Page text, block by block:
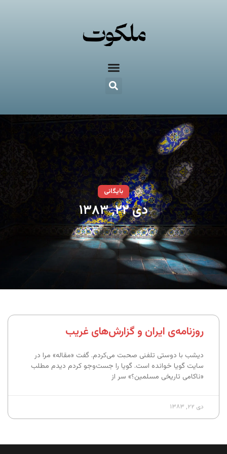
بایگانی
دی ۲۲, ۱۳۸۳
روزنامه‌ی ایران و گزارش‌های غریب
دیشب با دوستی تلفنی صحبت می‌کردم. گفت «مقاله» مرا در
سایت گویا خوانده است. گویا را جست‌وجو کردم دیدم مطلب
«ناکامی تاریخی مسلمین؟» سر از
دی ۲۲, ۱۳۸۳